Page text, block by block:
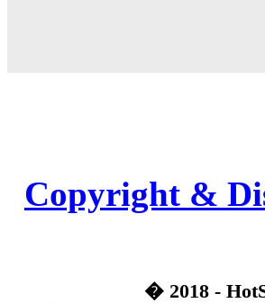
Copyright &
� 2018 -